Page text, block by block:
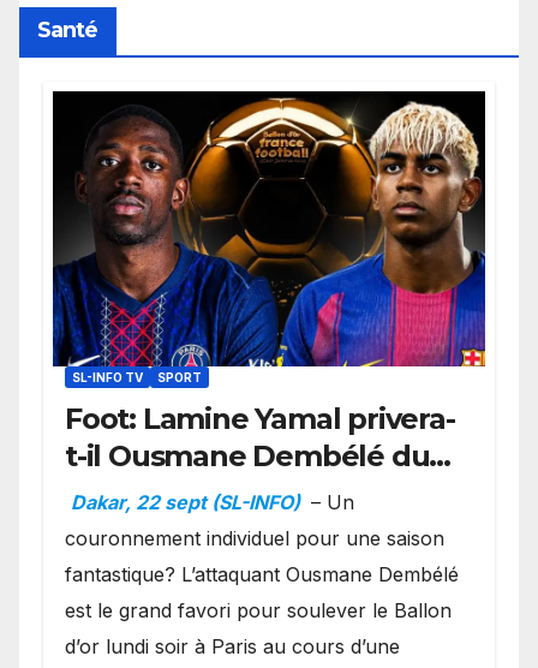
Santé
SL-INFO TV SPORT
Foot: Lamine Yamal privera-
t-il Ousmane Dembélé du
Ballon d’or ?
Dakar, 22 sept (SL-INFO) – Un
couronnement individuel pour une saison
fantastique? L’attaquant Ousmane Dembélé
est le grand favori pour soulever le Ballon
d’or lundi soir à Paris au cours d’une